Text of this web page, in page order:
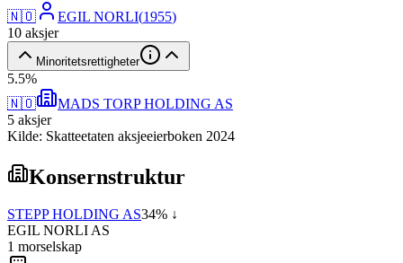
🇳🇴
EGIL NORLI(1955)
10 aksjer
Minoritetsrettigheter
5.5%
🇳🇴
MADS TORP HOLDING AS
5 aksjer
Kilde: Skatteetaten aksjeeierboken 2024
Konsernstruktur
STEPP HOLDING AS34% ↓
EGIL NORLI AS
1 morselskap